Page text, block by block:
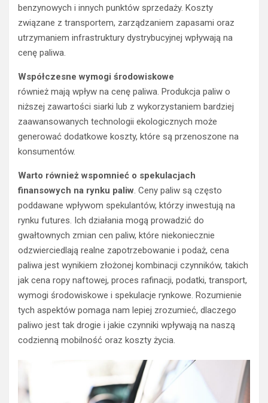
benzynowych i innych punktów sprzedaży. Koszty
związane z transportem, zarządzaniem zapasami oraz
utrzymaniem infrastruktury dystrybucyjnej wpływają na
cenę paliwa.
Współczesne wymogi środowiskowe
również mają wpływ na cenę paliwa. Produkcja paliw o
niższej zawartości siarki lub z wykorzystaniem bardziej
zaawansowanych technologii ekologicznych może
generować dodatkowe koszty, które są przenoszone na
konsumentów.
Warto również wspomnieć o spekulacjach
finansowych na rynku paliw. Ceny paliw są często
poddawane wpływom spekulantów, którzy inwestują na
rynku futures. Ich działania mogą prowadzić do
gwałtownych zmian cen paliw, które niekoniecznie
odzwierciedlają realne zapotrzebowanie i podaż, cena
paliwa jest wynikiem złożonej kombinacji czynników, takich
jak cena ropy naftowej, proces rafinacji, podatki, transport,
wymogi środowiskowe i spekulacje rynkowe. Rozumienie
tych aspektów pomaga nam lepiej zrozumieć, dlaczego
paliwo jest tak drogie i jakie czynniki wpływają na naszą
codzienną mobilność oraz koszty życia.